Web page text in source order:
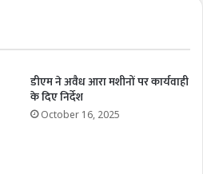
डीएम ने अवैध आरा मशीनों पर कार्यवाही
के दिए निर्देश
October 16, 2025